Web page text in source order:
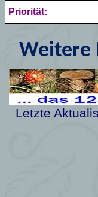
Priorität:
Weitere
Letzte